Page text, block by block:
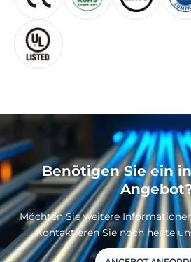
Benötigen Sie ein
Möchten Sie weitere
Kontaktieren Sie noch heute